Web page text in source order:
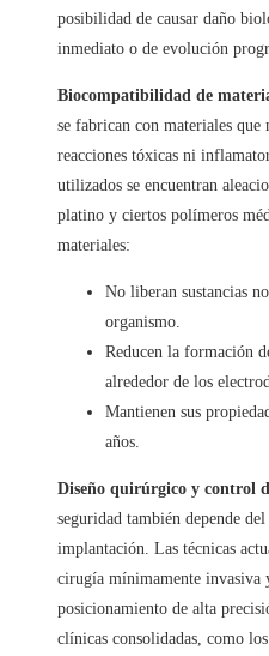
posibilidad de causar daño
inmediato o de evolución
Biocompatibilidad de
se fabrican con materiales que
reacciones tóxicas ni
utilizados se encuentran
platino y ciertos polímeros
materiales:
No liberan sustancias
organismo.
Reducen la formación
alrededor de los
Mantienen sus
años.
Diseño quirúrgico y control
seguridad también depende
implantación. Las técnicas
cirugía mínimamente invasiva
posicionamiento de alta
clínicas consolidadas, como